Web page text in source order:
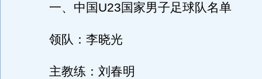
一、中国U23国家男子足球队名单
领队：李晓光
主教练：刘春明